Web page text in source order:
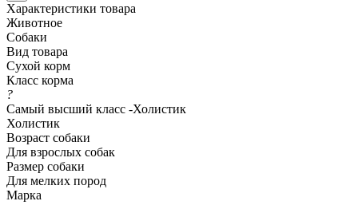
Характеристики товара
Животное
Собаки
Вид товара
Сухой корм
Класс корма
?
Самый высший класс -Холистик
Холистик
Возраст собаки
Для взрослых собак
Размер собаки
Для мелких пород
Марка